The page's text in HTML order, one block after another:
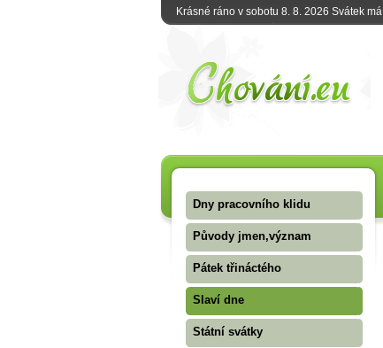
Krásné ráno v sobotu 8. 8. 2026 Svátek má
Dny pracovního klidu
Původy jmen,význam
Pátek třináctého
Slaví dne
Státní svátky